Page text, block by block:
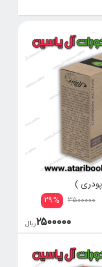
)
۳۵۰۰۰۰۰ ۲۹%
۲۵۰۰۰۰۰ریال